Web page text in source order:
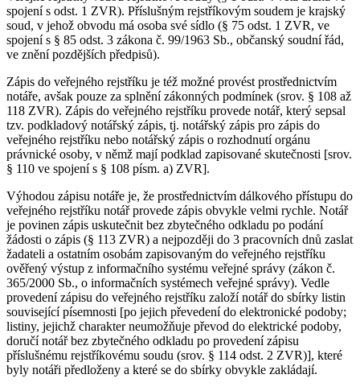
spojení s odst. 1 ZVR). Příslušným rejstříkovým soudem je krajský
soud, v jehož obvodu má osoba své sídlo (§ 75 odst. 1 ZVR, ve
spojení s § 85 odst. 3 zákona č. 99/1963 Sb., občanský soudní řád,
ve znění pozdějších předpisů).
Zápis do veřejného rejstříku je též možné provést prostřednictvím
notáře, avšak pouze za splnění zákonných podmínek (srov. § 108 až
118 ZVR). Zápis do veřejného rejstříku provede notář, který sepsal
tzv. podkladový notářský zápis, tj. notářský zápis pro zápis do
veřejného rejstříku nebo notářský zápis o rozhodnutí orgánu
právnické osoby, v němž mají podklad zapisované skutečnosti [srov.
§ 110 ve spojení s § 108 písm. a) ZVR].
Výhodou zápisu notáře je, že prostřednictvím dálkového přístupu do
veřejného rejstříku notář provede zápis obvykle velmi rychle. Notář
je povinen zápis uskutečnit bez zbytečného odkladu po podání
žádosti o zápis (§ 113 ZVR) a nejpozději do 3 pracovních dnů zaslat
žadateli a ostatním osobám zapisovaným do veřejného rejstříku
ověřený výstup z informačního systému veřejné správy (zákon č.
365/2000 Sb., o informačních systémech veřejné správy). Vedle
provedení zápisu do veřejného rejstříku založí notář do sbírky listin
související písemnosti [po jejich převedení do elektronické podoby;
listiny, jejichž charakter neumožňuje převod do elektrické podoby,
doručí notář bez zbytečného odkladu po provedení zápisu
příslušnému rejstříkovému soudu (srov. § 114 odst. 2 ZVR)], které
byly notáři předloženy a které se do sbírky obvykle zakládají.